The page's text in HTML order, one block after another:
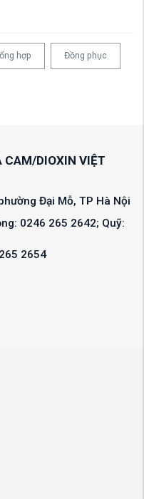
hợp Đồng phục
CAM/DIOXIN VIỆT
Đại Mỗ, TP Hà Nội
0246 265 2642; Quỹ:
2654